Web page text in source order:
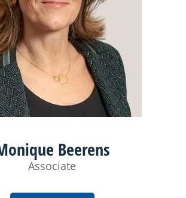
Beerens
Associate